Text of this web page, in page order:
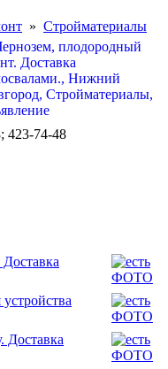
» Стройматериалы
423-74-48
Доставка